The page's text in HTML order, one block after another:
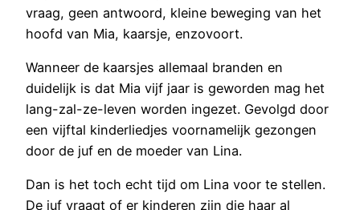
vraag, geen antwoord, kleine beweging van het
hoofd van Mia, kaarsje, enzovoort.
Wanneer de kaarsjes allemaal branden en
duidelijk is dat Mia vijf jaar is geworden mag het
lang-zal-ze-leven worden ingezet. Gevolgd door
een vijftal kinderliedjes voornamelijk gezongen
door de juf en de moeder van Lina.
Dan is het toch echt tijd om Lina voor te stellen.
De juf vraagt of er kinderen zijn die haar al